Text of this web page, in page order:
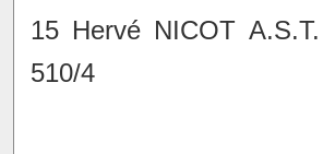
15 Hervé NICOT
510/4